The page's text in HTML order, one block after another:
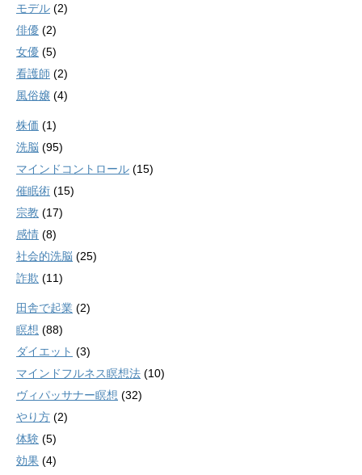
モデル (2)
俳優 (2)
女優 (5)
看護師 (2)
風俗嬢 (4)
株価 (1)
洗脳 (95)
マインドコントロール (15)
催眠術 (15)
宗教 (17)
感情 (8)
社会的洗脳 (25)
詐欺 (11)
田舎で起業 (2)
瞑想 (88)
ダイエット (3)
マインドフルネス瞑想法 (10)
ヴィパッサナー瞑想 (32)
やり方 (2)
体験 (5)
効果 (4)